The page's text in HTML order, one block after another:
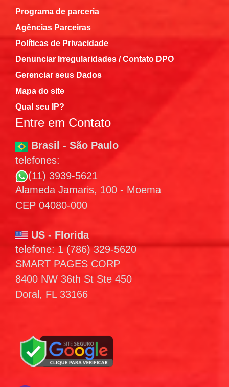
Programa de parceria
Agências Parceiras
Políticas de Privacidade
Denunciar Irregularidades / Contato DPO
Gerenciar seus Dados
Mapa do site
Qual seu IP?
Entre em Contato
Brasil - São Paulo
telefones:
(11) 3939-5621
Alameda Jamaris, 100 - Moema
CEP 04080-000
US - Florida
telefone: 1 (786) 329-5620
SMART PAGES CORP
8400 NW 36th St Ste 450
Doral, FL 33166